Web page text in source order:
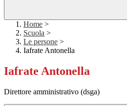
Home >
Scuola >
Le persone >
Iafrate Antonella
Iafrate Antonella
Direttore amministrativo (dsga)